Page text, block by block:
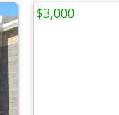
$3,000